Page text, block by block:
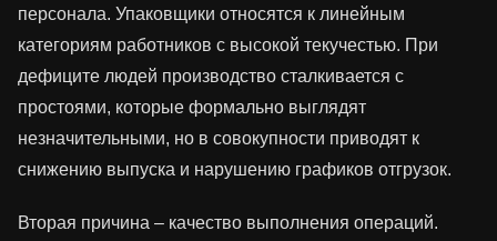
персонала. Упаковщики относятся к линейным
категориям работников с высокой текучестью. При
дефиците людей производство сталкивается с
простоями, которые формально выглядят
незначительными, но в совокупности приводят к
снижению выпуска и нарушению графиков отгрузок.
Вторая причина – качество выполнения операций.